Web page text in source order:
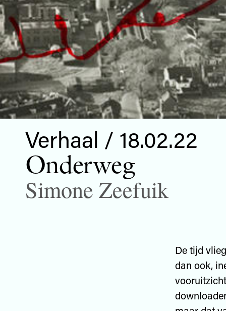
Verhaal / 18.02.22
Onderweg
Simone Zeefuik
De tijd
dan ook,